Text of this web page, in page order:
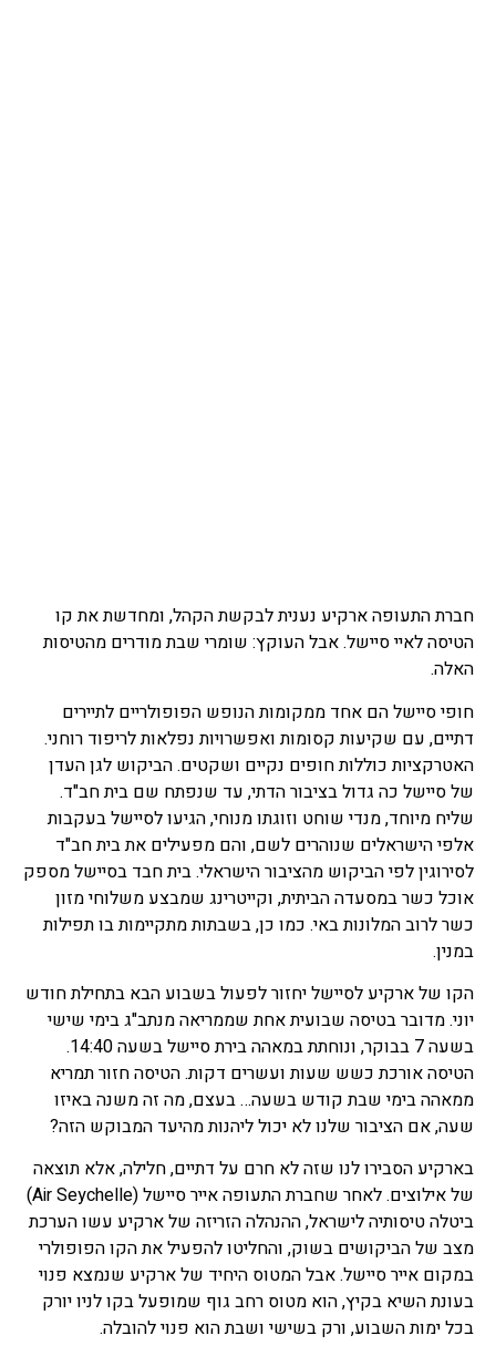
חברת התעופה ארקיע נענית לבקשת הקהל, ומחדשת את קו
הטיסה לאיי סיישל. אבל העוקץ: שומרי שבת מודרים מהטיסות
האלה.
חופי סיישל הם אחד ממקומות הנופש הפופולריים לתיירים
דתיים, עם שקיעות קסומות ואפשרויות נפלאות לריפוד רוחני.
האטרקציות כוללות חופים נקיים ושקטים. הביקוש לגן העדן
של סיישל כה גדול בציבור הדתי, עד שנפתח שם בית חב"ד.
שליח מיוחד, מנדי שוחט וזוגתו מנוחי, הגיעו לסיישל בעקבות
אלפי הישראלים שנוהרים לשם, והם מפעילים את בית חב"ד
לסירוגין לפי הביקוש מהציבור הישראלי. בית חבד בסיישל מספק
אוכל כשר במסעדה הביתית, וקייטרינג שמבצע משלוחי מזון
כשר לרוב המלונות באי. כמו כן, בשבתות מתקיימות בו תפילות
במנין.
הקו של ארקיע לסיישל יחזור לפעול בשבוע הבא בתחילת חודש
יוני. מדובר בטיסה שבועית אחת שממריאה מנתב"ג בימי שישי
בשעה 7 בבוקר, ונוחתת במאהה בירת סיישל בשעה 14:40.
הטיסה אורכת כשש שעות ועשרים דקות. הטיסה חזור תמריא
ממאהה בימי שבת קודש בשעה… בעצם, מה זה משנה באיזו
שעה, אם הציבור שלנו לא יכול ליהנות מהיעד המבוקש הזה?
בארקיע הסבירו לנו שזה לא חרם על דתיים, חלילה, אלא תוצאה
של אילוצים. לאחר שחברת התעופה אייר סיישל (Air Seychelle)
ביטלה טיסותיה לישראל, ההנהלה הזריזה של ארקיע עשו הערכת
מצב של הביקושים בשוק, והחליטו להפעיל את הקו הפופולרי
במקום אייר סיישל. אבל המטוס היחיד של ארקיע שנמצא פנוי
בעונת השיא בקיץ, הוא מטוס רחב גוף שמופעל בקו לניו יורק
בכל ימות השבוע, ורק בשישי ושבת הוא פנוי להובלה.